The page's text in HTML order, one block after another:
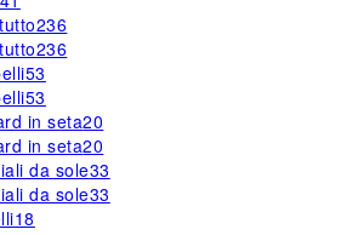
236
236
53
53
in seta20
in seta20
da sole33
da sole33
18